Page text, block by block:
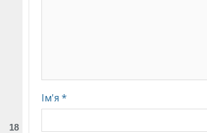
Ім'я *
18